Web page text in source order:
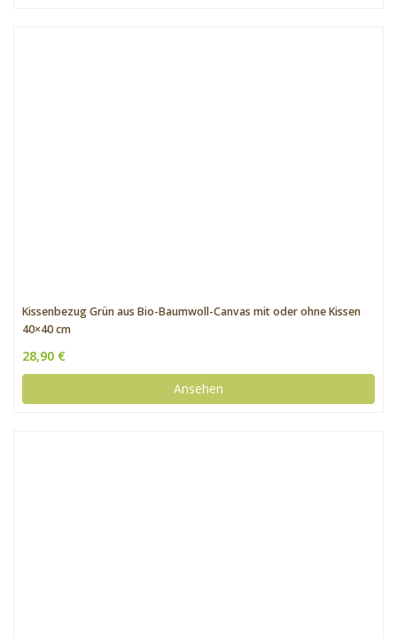
Kissenbezug Grün aus Bio-Baumwoll-Canvas mit oder ohne Kissen
40×40 cm
28,90 €
Ansehen